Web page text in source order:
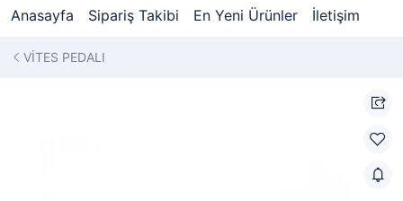
Anasayfa Sipariş Takibi En Yeni Ürünler İletişim
VİTES PEDALI